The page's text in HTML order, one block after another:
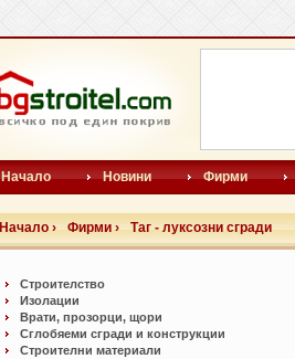
Начало Новини Фирми
Начало › Фирми › Таг - луксозни сгради
Строителство
Изолации
Врати, прозорци, щори
Сглобяеми сгради и конструкции
Строителни материали